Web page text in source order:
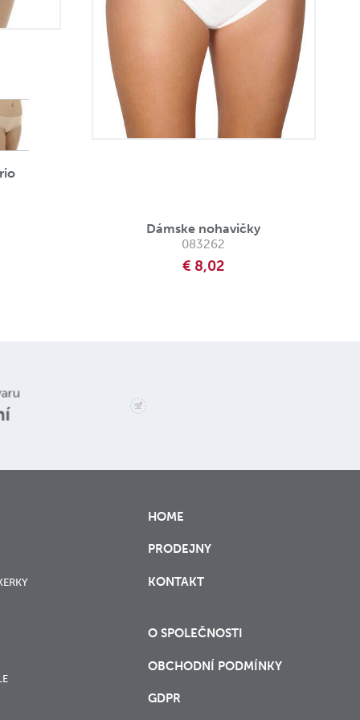
Dámske nohavičky
083262
€ 8,02
HOME
PRODEJNY
KONTAKT
O SPOLEČNOSTI
OBCHODNÍ PODMÍNKY
GDPR